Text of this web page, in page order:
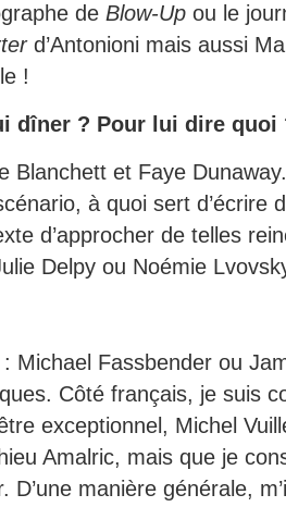
de Blow-Up ou le
d’Antonioni mais aussi
!
dîner ? Pour lui dire quoi
Blanchett et Faye
à quoi sert d’écrire
d’approcher de telles
Delpy ou Noémie
Michael Fassbender ou
Côté français, je suis
exceptionnel, Michel
Amalric, mais que je
D’une manière générale,